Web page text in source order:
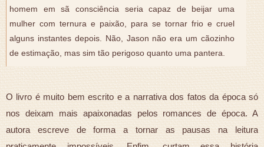
homem em sã consciência seria capaz de beijar uma
mulher com ternura e paixão, para se tornar frio e cruel
alguns instantes depois. Não, Jason não era um cãozinho
de estimação, mas sim tão perigoso quanto uma pantera.
O livro é muito bem escrito e a narrativa dos fatos da época só
nos deixam mais apaixonadas pelos romances de época. A
autora escreve de forma a tornar as pausas na leitura